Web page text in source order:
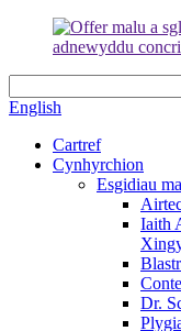
English
Cartref
Cynhyrchion
Esgidiau
Iaith
Dr.